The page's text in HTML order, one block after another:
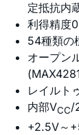
定抵抗内
利得精度
54種類の
オープン
レイルト
内部VCC/
+2.5V～